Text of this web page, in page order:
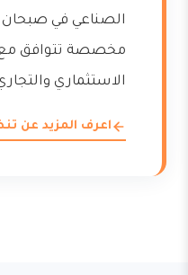
الصناعي في
مخصصة تتوافق
الاستثماري
اعرف المزيد عن